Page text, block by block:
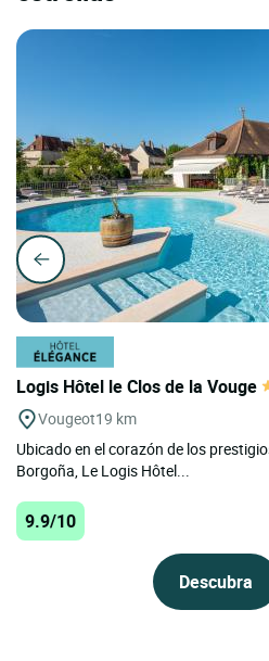
Logis Hôtel le Clos de la Vouge
Vougeot19 km
Ubicado en el corazón de los
Borgoña, Le Logis Hôtel...
9.9/10
Descubra